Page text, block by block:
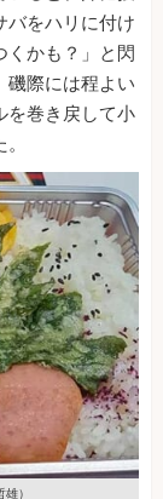
バをハリに付け
くかも？」と閃
磯際には程よい
を巻き戻して小
）